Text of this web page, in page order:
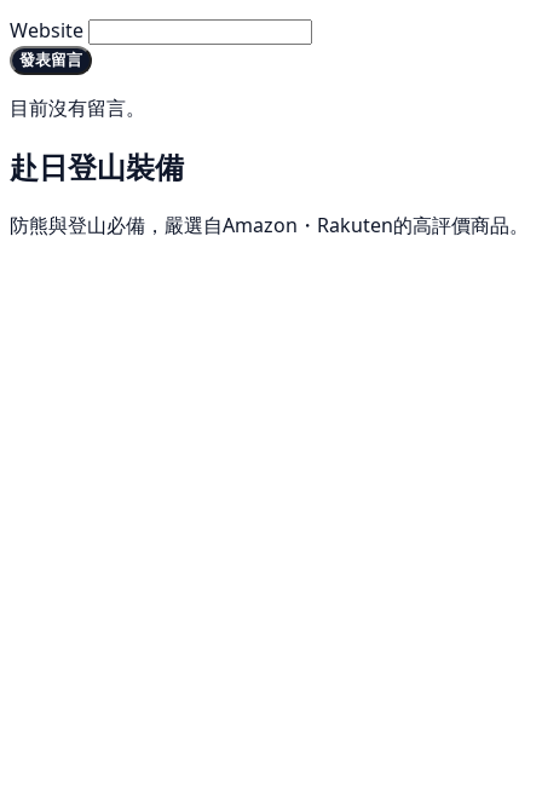
Website
發表留言
目前沒有留言。
赴日登山裝備
防熊與登山必備，嚴選自Amazon・Rakuten的高評價商品。